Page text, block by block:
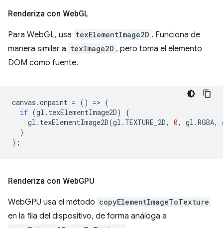
Renderiza con WebGL
Para WebGL, usa texElementImage2D . Funciona de
manera similar a texImage2D , pero toma el elemento
DOM como fuente.
canvas .onpaint = () => {
if (gl . texElementImage2D)
{
gl . texElementImage2D(gl . TEXTURE_2D, 0, gl .RGBA,
}
};
Renderiza con WebGPU
WebGPU usa el método copyElementImageToTexture
en la fila del dispositivo, de forma análoga a